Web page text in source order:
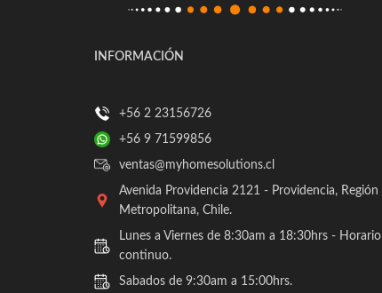
INFORMACIÓN
+56 2 23156726
+56 9 71599856
ventas@myhomesolutions.cl
Avenida Providencia 2121 - Providencia, Región
Metropolitana, Chile.
Lunes a Viernes de 8:30am a 18:30hrs - Horario
continuo.
Sabados de 9:30am a 15:00hrs.